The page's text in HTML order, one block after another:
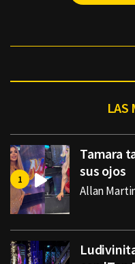
LAS
Tamara
sus ojos
Allan